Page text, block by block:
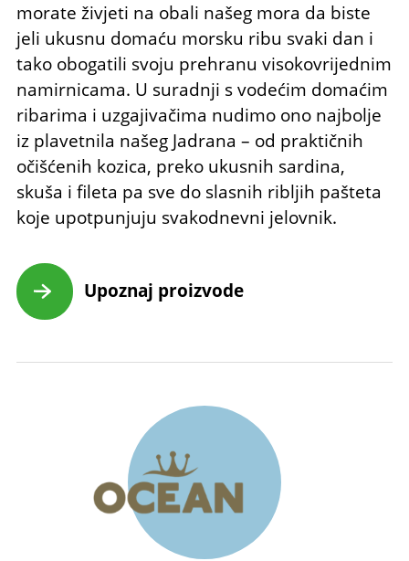
morate živjeti na obali našeg mora da biste
jeli ukusnu domaću morsku ribu svaki dan i
tako obogatili svoju prehranu visokovrijednim
namirnicama. U suradnji s vodećim domaćim
ribarima i uzgajivačima nudimo ono najbolje
iz plavetnila našeg Jadrana – od praktičnih
očišćenih kozica, preko ukusnih sardina,
skuša i fileta pa sve do slasnih ribljih pašteta
koje upotpunjuju svakodnevni jelovnik.
Upoznaj proizvode